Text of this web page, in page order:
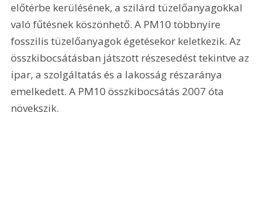
előtérbe kerülésének, a szilárd tüzelőanyagokkal
való fűtésnek köszönhető. A PM10 többnyire
fosszilis tüzelőanyagok égetésekor keletkezik. Az
összkibocsátásban játszott részesedést tekintve az
ipar, a szolgáltatás és a lakosság részaránya
emelkedett. A PM10 összkibocsátás 2007 óta
növekszik.